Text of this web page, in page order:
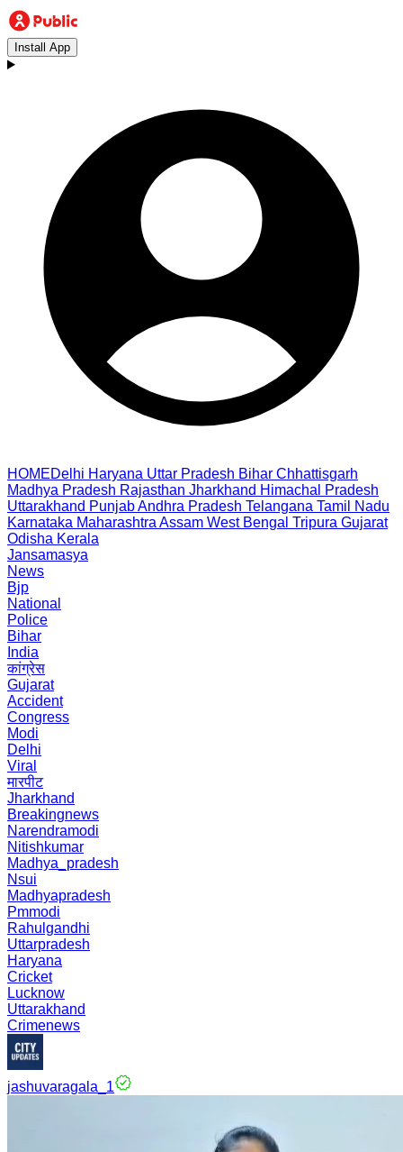
Install App
HOMEDelhi Haryana Uttar Pradesh Bihar Chhattisgarh
Madhya Pradesh Rajasthan Jharkhand Himachal Pradesh
Uttarakhand PunjabAndhra Pradesh Telangana Tamil Nadu
Karnataka Maharashtra Assam West Bengal Tripura Gujarat
Odisha Kerala
Jansamasya
News
Bjp
National
Police
Bihar
India
कांग्रेस
Gujarat
Accident
Congress
Modi
Delhi
Viral
मारपीट
Jharkhand
Breakingnews
Narendramodi
Nitishkumar
Madhya_pradesh
Nsui
Madhyapradesh
Pmmodi
Rahulgandhi
Uttarpradesh
Haryana
Cricket
Lucknow
Uttarakhand
Crimenews
jashuvaragala_1